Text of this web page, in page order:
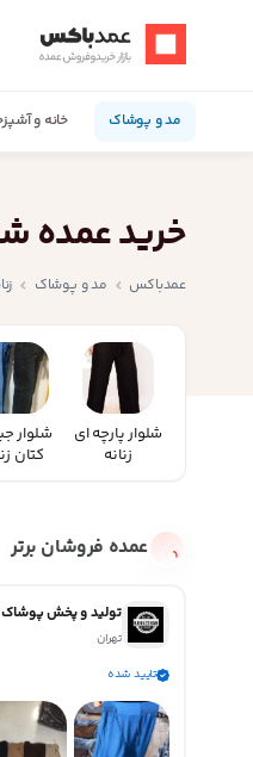
عمدباکس — بازگشت به
مد و پوشاک خانه و
خرید عمده شلوار زنانه از
عمدباکس مد و پوشاک
شلوار پارچه ای
زنانه
شلوار
کتان
عمده فروشان برتر
تولید و پخش
تهران
تایید شده